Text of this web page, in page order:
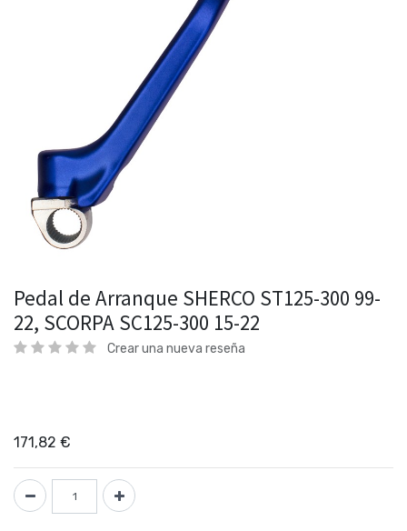
Pedal de Arranque SHERCO ST125-300 99-
22, SCORPA SC125-300 15-22
Crear una nueva reseña
171,82 €